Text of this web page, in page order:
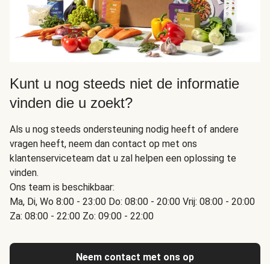
Kunt u nog steeds niet de informatie
vinden die u zoekt?
Als u nog steeds ondersteuning nodig heeft of andere
vragen heeft, neem dan contact op met ons
klantenserviceteam dat u zal helpen een oplossing te
vinden.
Ons team is beschikbaar:
Ma, Di, Wo 8:00 - 23:00 Do: 08:00 - 20:00 Vrij: 08:00 - 20:00
Za: 08:00 - 22:00 Zo: 09:00 - 22:00
Neem contact met ons op